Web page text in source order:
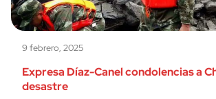
9 febrero, 2025
Expresa Díaz-Canel condolencias a
desastre